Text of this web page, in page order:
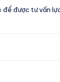
để được tư vấn